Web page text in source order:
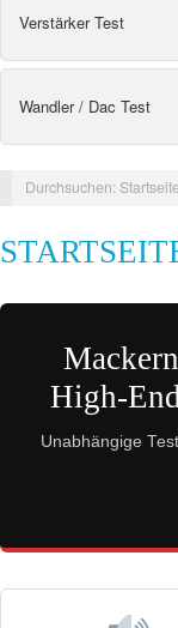
Verstärker Test
Wandler / Dac Test
Durchsuchen: Startseite
High-
Unabhängige